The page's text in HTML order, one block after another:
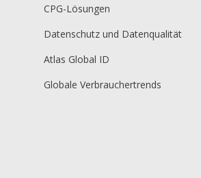
CPG-Lösungen
Datenschutz und Datenqualität
Atlas Global ID
Globale Verbrauchertrends